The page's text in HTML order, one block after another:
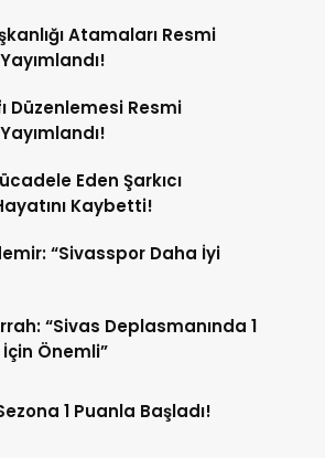
Atamaları Resmi
Düzenlemesi Resmi
Eden Şarkıcı
Kaybetti!
“Sivasspor Daha İyi
“Sivas Deplasmanında 1
Önemli”
1 Puanla Başladı!